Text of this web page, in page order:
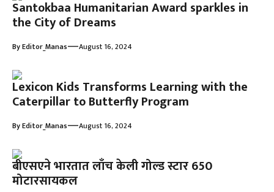
Santokbaa Humanitarian Award sparkles in
the City of Dreams
ByEditor_Manas—August 16, 2024
Lexicon Kids Transforms Learning with the
Caterpillar to Butterfly Program
ByEditor_Manas—August 16, 2024
बीएसएने भारतात लाँच केली गोल्ड स्टार 650
मोटारसायकल